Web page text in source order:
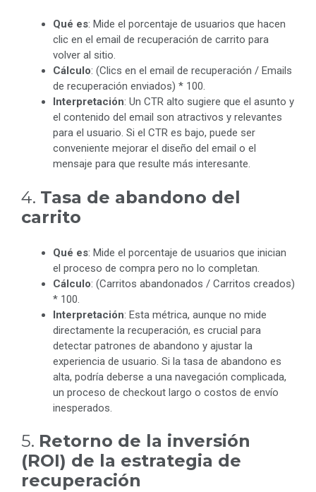
Qué es: Mide el porcentaje de usuarios que hacen
clic en el email de recuperación de carrito para
volver al sitio.
Cálculo: (Clics en el email de recuperación / Emails
de recuperación enviados) * 100.
Interpretación: Un CTR alto sugiere que el asunto y
el contenido del email son atractivos y relevantes
para el usuario. Si el CTR es bajo, puede ser
conveniente mejorar el diseño del email o el
mensaje para que resulte más interesante.
4. Tasa de abandono del
carrito
Qué es: Mide el porcentaje de usuarios que inician
el proceso de compra pero no lo completan.
Cálculo: (Carritos abandonados / Carritos creados)
* 100.
Interpretación: Esta métrica, aunque no mide
directamente la recuperación, es crucial para
detectar patrones de abandono y ajustar la
experiencia de usuario. Si la tasa de abandono es
alta, podría deberse a una navegación complicada,
un proceso de checkout largo o costos de envío
inesperados.
5. Retorno de la inversión
(ROI) de la estrategia de
recuperación